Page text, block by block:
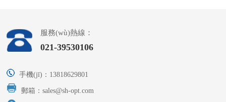
服務(wù)熱線：
021-39530106
手機(jī)：13818629801
郵箱：sales@sh-opt.com